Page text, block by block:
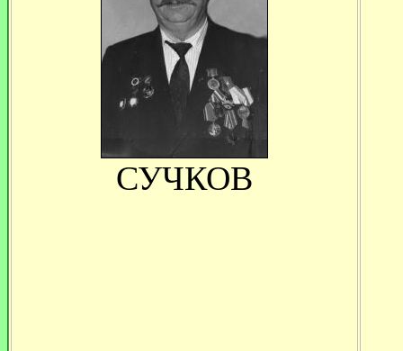
СУЧКОВ